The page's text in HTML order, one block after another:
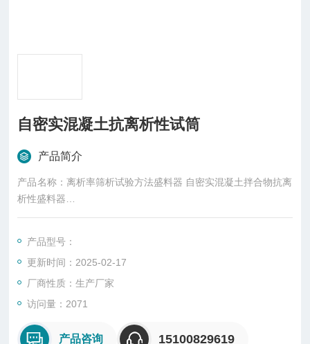
自密实混凝土抗离析性试筒
产品简介
产品名称：离析率筛析试验方法盛料器 自密实混凝土拌合物抗离
析性盛料器
质高多倍。
产品尺寸：φ208*294 上节高度60mm
产品型号：
更新时间：2025-02-17
厂商性质：生产厂家
访问量：2071
产品咨询 15100829619